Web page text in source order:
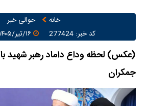
خانه
حوالی خبر
کد خبر: 277424
(عکس) لحظه وداع داماد رهبر شهید
جمکران